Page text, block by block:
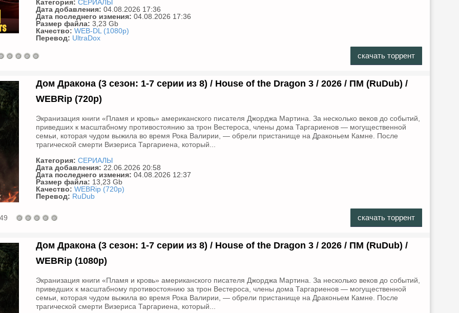
Категория: СЕРИАЛЫ
Дата добавления: 04.08.2026 17:36
Дата последнего измения: 04.08.2026 17:36
Размер файла: 3,23 Gb
Качество: WEB-DL (1080p)
Перевод: UltraDox
скачать торрент
Дом Дракона (3 сезон: 1-7 серии из 8) / House of the Dragon 3 / 2026 / ПМ (RuDub) /
WEBRip (720р)
Экранизация книги «Пламя и кровь» американского писателя Джорджа Мартина. За несколько веков до событий,
приведших к масштабному противостоянию за трон Вестероса, члены дома Таргариенов — могущественной
семьи, которая чудом выжила во время Рока Валирии, — обрели пристанище на Драконьем Камне. После
трагической смерти Визериса Таргариена, который...
Категория: СЕРИАЛЫ
Дата добавления: 22.06.2026 20:58
Дата последнего измения: 04.08.2026 12:37
Размер файла: 13,23 Gb
Качество: WEBRip (720p)
Перевод: RuDub
скачать торрент
Дом Дракона (3 сезон: 1-7 серии из 8) / House of the Dragon 3 / 2026 / ПМ (RuDub) /
WEBRip (1080р)
Экранизация книги «Пламя и кровь» американского писателя Джорджа Мартина. За несколько веков до событий,
приведших к масштабному противостоянию за трон Вестероса, члены дома Таргариенов — могущественной
семьи, которая чудом выжила во время Рока Валирии, — обрели пристанище на Драконьем Камне. После
трагической смерти Визериса Таргариена, который...